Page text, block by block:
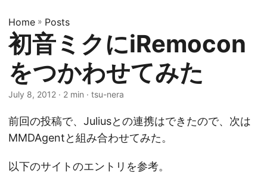
Home » Posts
初音ミクにiRemocon
をつかわせてみた
July 8, 2012 · 2 min · tsu-nera
前回の投稿で、Juliusとの連携はできたので、次は
MMDAgentと組み合わせてみた。
以下のサイトのエントリを参考。